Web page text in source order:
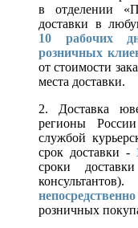
в отделении
доставки в
10 рабочих
розничных
от стоимости
места доставки.
2. Доставка
регионы
службой
срок доставки -
сроки
розничных